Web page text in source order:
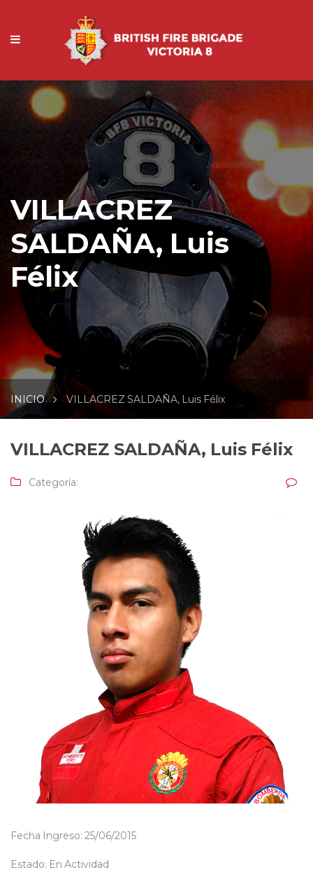
VILLACREZ
SALDAÑA, Luis
Félix
INICIO VILLACREZ SALDAÑA, Luis Félix
VILLACREZ SALDAÑA, Luis Félix
Categoría:
Fecha Ingreso: 25/06/2015
Estado: En Actividad